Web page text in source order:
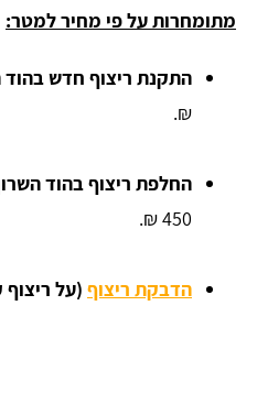
מתומחרות על פי מחיר למטר:
התקנת ריצוף חדש בהוד
₪.
החלפת ריצוף בהוד
450 ₪.
הדבקת ריצוף (על ריצוף